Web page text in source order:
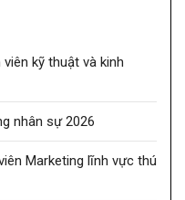
kỹ thuật và kinh
nhân sự 2026
Marketing lĩnh vực thú